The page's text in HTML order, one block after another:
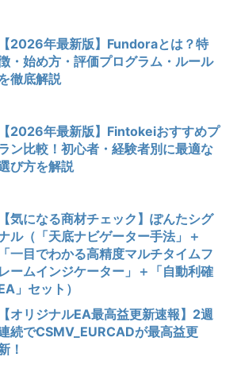
【2026年最新版】Fundoraとは？特
・始め方・評価プログラム・ルール
徹底解説
【2026年最新版】Fintokeiおすすめプ
ン比較！初心者・経験者別に最適な
び方を解説
【気になる商材チェック】ぽんたシグ
ル（「天底ナビゲーター手法」＋
「一目でわかる高精度マルチタイムフ
レームインジケーター」＋「自動利確
」セット）
【オリジナルEA最高益更新速報】2週
続でCSMV_EURCADが最高益更
！